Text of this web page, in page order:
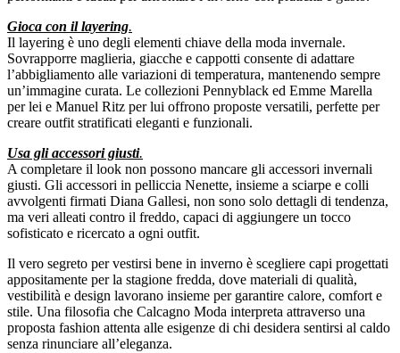
Gioca con il layering.
Il layering è uno degli elementi chiave della moda invernale.
Sovrapporre maglieria, giacche e cappotti consente di adattare
l’abbigliamento alle variazioni di temperatura, mantenendo sempre
un’immagine curata. Le collezioni Pennyblack ed Emme Marella
per lei e Manuel Ritz per lui offrono proposte versatili, perfette per
creare outfit stratificati eleganti e funzionali.
Usa gli accessori giusti.
A completare il look non possono mancare gli accessori invernali
giusti. Gli accessori in pelliccia Nenette, insieme a sciarpe e colli
avvolgenti firmati Diana Gallesi, non sono solo dettagli di tendenza,
ma veri alleati contro il freddo, capaci di aggiungere un tocco
sofisticato e ricercato a ogni outfit.
Il vero segreto per vestirsi bene in inverno è scegliere capi progettati
appositamente per la stagione fredda, dove materiali di qualità,
vestibilità e design lavorano insieme per garantire calore, comfort e
stile. Una filosofia che Calcagno Moda interpreta attraverso una
proposta fashion attenta alle esigenze di chi desidera sentirsi al caldo
senza rinunciare all’eleganza.